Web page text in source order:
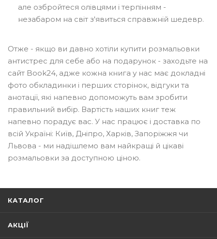
але озбройтеся олівцями і терпінням -
незабаром на світ з'явиться справжній шедевр.
Отже - якщо ви давно хотіли купити розмальовки
антистрес для себе або на подарунок - заходьте на
сайт Book24, адже кожна книга у нас має докладні
фото обкладинки і перших сторінок, відгуки та
анотації, які напевно допоможуть вам зробити
правильний вибір. Вартість наших книг теж
напевно порадує вас. У нас працює і доставка по
всій Україні: Київ, Дніпро, Харків, Запоріжжя чи
Львова - ми надішлемо вам найкращі й цікаві
розмальовки за доступною ціною.
КАТАЛОГ
АКЦІЇ